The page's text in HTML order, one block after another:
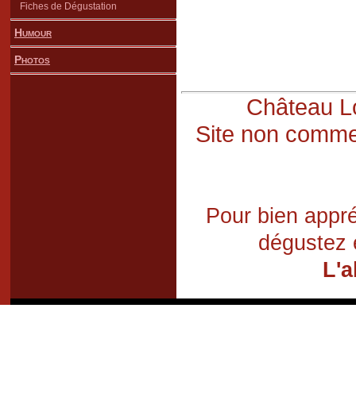
Fiches de Dégustation
Humour
Photos
Château
Site non
Pour bien
dégustez